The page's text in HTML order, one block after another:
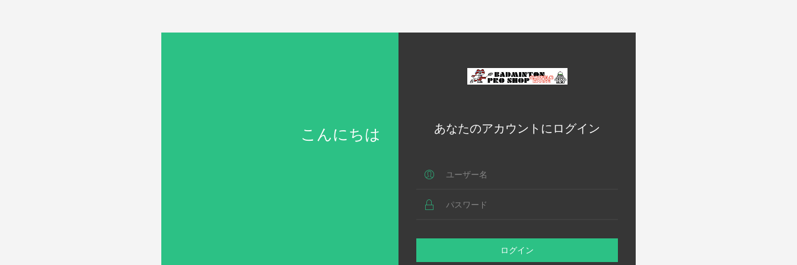
こんにちは あなたのアカウントにログイン
ログイン